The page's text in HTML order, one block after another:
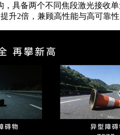
具备两个不同焦段激光接收
升2倍，兼顾高性能与高可靠性